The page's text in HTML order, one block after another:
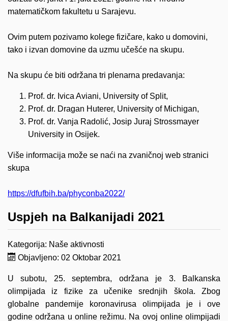
matematičkom fakultetu u Sarajevu.
Ovim putem pozivamo kolege fizičare, kako u domovini,
tako i izvan domovine da uzmu učešće na skupu.
Na skupu će biti održana tri plenarna predavanja:
Prof. dr. Ivica Aviani, University of Split,
Prof. dr. Dragan Huterer, University of Michigan,
Prof. dr. Vanja Radolić, Josip Juraj Strossmayer
University in Osijek.
Više informacija može se naći na zvaničnoj web stranici
skupa
https://dfufbih.ba/phyconba2022/
Uspjeh na Balkanijadi 2021
Kategorija: Naše aktivnosti
Objavljeno: 02 Oktobar 2021
U subotu, 25. septembra, održana je 3. Balkanska
olimpijada iz fizike za učenike srednjih škola. Zbog
globalne pandemije koronavirusa olimpijada je i ove
godine održana u online režimu. Na ovoj online olimpijadi